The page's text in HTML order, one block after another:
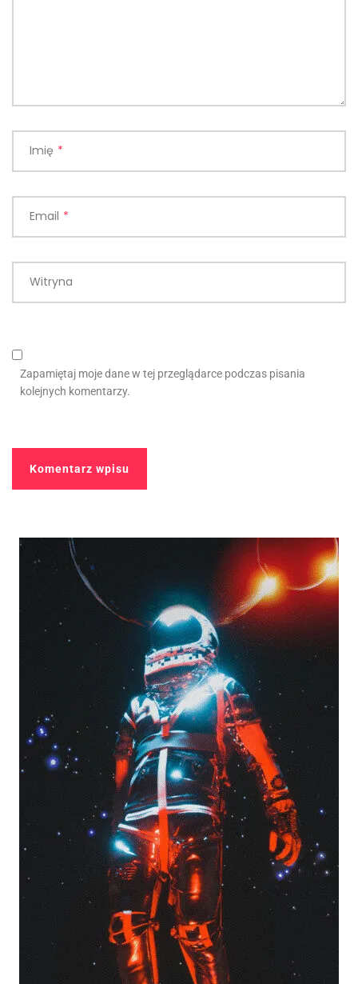
Imię *
Email *
Witryna
Zapamiętaj moje dane w tej przeglądarce podczas pisania
kolejnych komentarzy.